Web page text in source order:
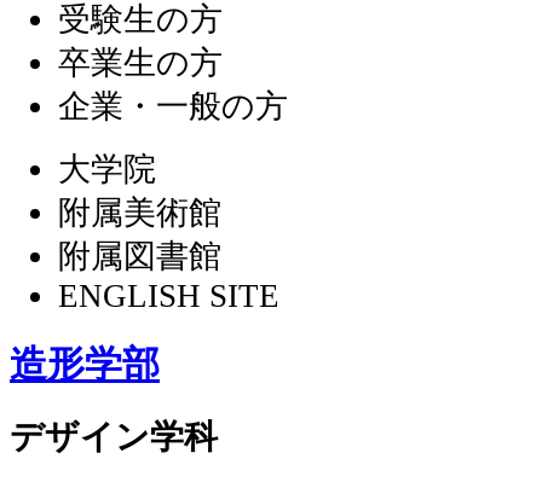
受験生の方
卒業生の方
企業・一般の方
大学院
附属美術館
附属図書館
ENGLISH SITE
造形学部
デザイン学科